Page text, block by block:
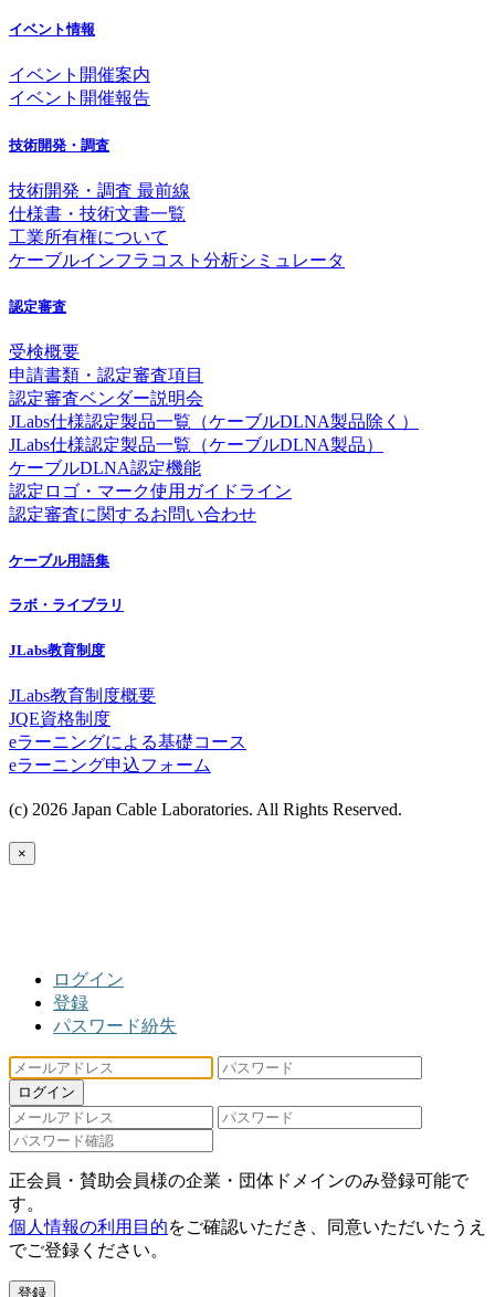
イベント情報
イベント開催案内
イベント開催報告
技術開発・調査
技術開発・調査 最前線
仕様書・技術文書一覧
工業所有権について
ケーブルインフラコスト分析シミュレータ
認定審査
受検概要
申請書類・認定審査項目
認定審査ベンダー説明会
JLabs仕様認定製品一覧（ケーブルDLNA製品除く）
JLabs仕様認定製品一覧（ケーブルDLNA製品）
ケーブルDLNA認定機能
認定ロゴ・マーク使用ガイドライン
認定審査に関するお問い合わせ
ケーブル用語集
ラボ・ライブラリ
JLabs教育制度
JLabs教育制度概要
JQE資格制度
eラーニングによる基礎コース
eラーニング申込フォーム
(c) 2026 Japan Cable Laboratories. All Rights Reserved.
×
ログイン
登録
パスワード紛失
ログイン
正会員・賛助会員様の企業・団体ドメインのみ登録可能で
す。
個人情報の利用目的をご確認いただき、同意いただいたうえ
でご登録ください。
登録